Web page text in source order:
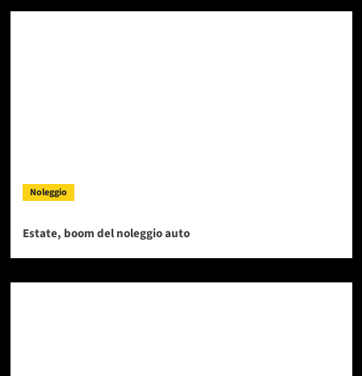
Noleggio
Estate, boom del noleggio auto